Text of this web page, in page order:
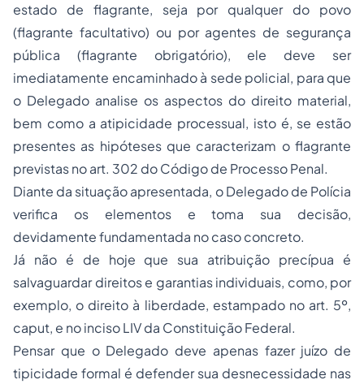
estado de flagrante, seja por qualquer do povo
(flagrante facultativo) ou por agentes de segurança
pública (flagrante obrigatório), ele deve ser
imediatamente encaminhado à sede policial, para que
o Delegado analise os aspectos do direito material,
bem como a atipicidade processual, isto é, se estão
presentes as hipóteses que caracterizam o flagrante
previstas no art. 302 do Código de Processo Penal.
Diante da situação apresentada, o Delegado de Polícia
verifica os elementos e toma sua decisão,
devidamente fundamentada no caso concreto.
Já não é de hoje que sua atribuição precípua é
salvaguardar direitos e garantias individuais, como, por
exemplo, o direito à liberdade, estampado no art. 5º,
caput, e no inciso LIV da Constituição Federal.
Pensar que o Delegado deve apenas fazer juízo de
tipicidade formal é defender sua desnecessidade nas